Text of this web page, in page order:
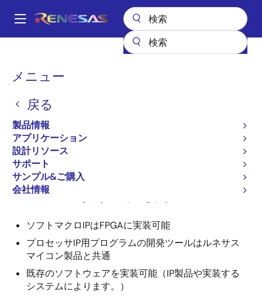
ン
Main
メニュー
戻る
製品情報
アプリケーション
設計リソース
サポート
サンプル&ご購入
会社情報
パ
く
ず
IP製品 IPの評価環境と活用例
IPの評価環境と活用例
プロセッサIP、インタフェースIPなどのソフトマクロIP
をFPGAに実装した例を紹介します。
プロセッサIPのアプリケーション検証や、インタフェー
スIPの接続評価を行うことができます。
ソフトマクロIPはFPGAに実装可能
プロセッサIP用プログラムの開発ツールはルネサス
マイコン製品と共通
既存のソフトウェアを実装可能（IP製品や実装する
システムによります。）